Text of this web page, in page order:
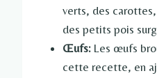
verts, des
des petits pois
Œufs:Les œufs
cette recette, en